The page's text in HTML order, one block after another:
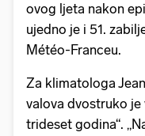
ovog ljeta nakon
ujedno je i 51.
Météo-Franceu.
Za klimatologa
valova dvostruko
trideset godina“.